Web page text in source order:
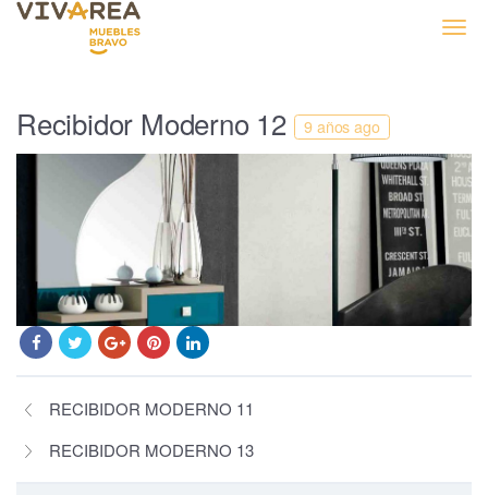
Recibidor Moderno 12 9 años ago
RECIBIDOR MODERNO 11
RECIBIDOR MODERNO 13